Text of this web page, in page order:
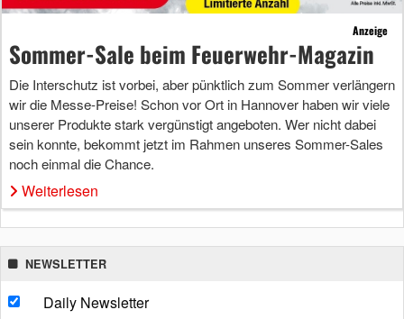
Anzeige
Sommer-Sale beim Feuerwehr-Magazin
Die Interschutz ist vorbei, aber pünktlich zum Sommer verlängern
wir die Messe-Preise! Schon vor Ort in Hannover haben wir viele
unserer Produkte stark vergünstigt angeboten. Wer nicht dabei
sein konnte, bekommt jetzt im Rahmen unseres Sommer-Sales
noch einmal die Chance.
Weiterlesen
NEWSLETTER
Daily Newsletter